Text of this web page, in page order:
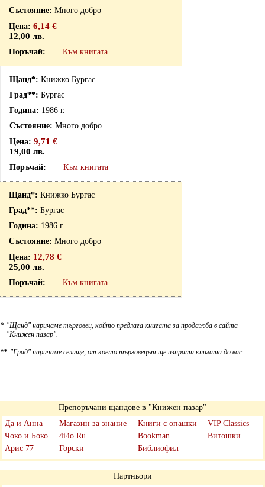
Много добро
6,14 €
12,00 лв.
Към книгата
Книжко Бургас
Бургас
1986 г.
Много добро
9,71 €
19,00 лв.
Към книгата
Книжко Бургас
Бургас
1986 г.
Много добро
12,78 €
25,00 лв.
Към книгата
* "Щанд" наричаме търговец, който предлага книгата за продажба в сайта
"Книжен пазар".
** "Град" наричаме селище, от което търговецът ще изпрати книгата до вас.
Препоръчани щандове в "Книжен пазар"
Да и Анна
Чоко и Боко
Арис 77
Магазин за знание
4i4o Ru
Горски
Книги с опашки
Bookman
Библиофил
VIP Classics
Витошки
Партньори